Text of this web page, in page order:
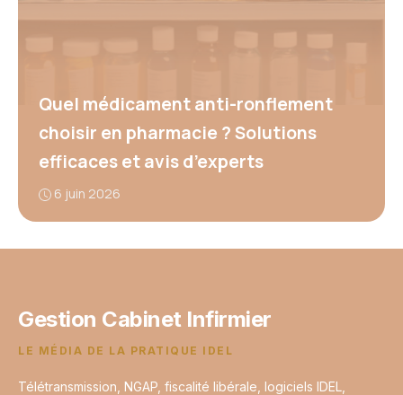
Quel médicament anti-ronflement
choisir en pharmacie ? Solutions
efficaces et avis d’experts
6 juin 2026
Gestion Cabinet Infirmier
LE MÉDIA DE LA PRATIQUE IDEL
Télétransmission, NGAP, fiscalité libérale, logiciels IDEL,